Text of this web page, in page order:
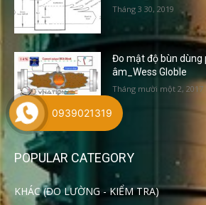
Tháng 3 30, 2019
Đo mật độ bùn dùng
âm_Wess Globle
Tháng mười một 2, 2017
POPULAR CATEGORY
KHÁC (ĐO LƯỜNG - KIỂM TRA)
0939021319